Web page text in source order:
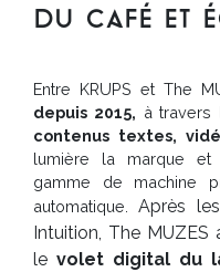
du café et
Entre KRUPS et The
depuis 2015, à travers
contenus textes,
lumière la marque et
gamme de machine
automatique.Après
Intuition, The
le volet digital du